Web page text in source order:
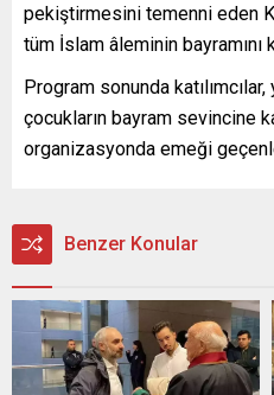
pekiştirmesini temenni eden
tüm İslam âleminin bayramını
Program sonunda katılımcılar,
çocukların bayram sevincine
organizasyonda emeği
Benzer Konular